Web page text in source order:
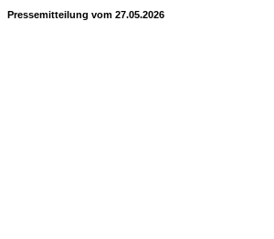
Pressemitteilung vom 27.05.2026